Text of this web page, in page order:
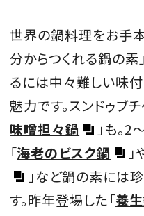
世界の鍋料理をお手本
分からつくれる鍋の素
るには中々難しい味
魅力です。スンドゥブチ
味噌担々鍋
」も。
「海老のビスク鍋 」
」など鍋の素には
す。昨年登場した「養